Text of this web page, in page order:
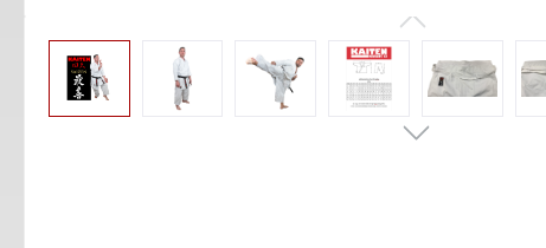
Bildergalerie überspringen